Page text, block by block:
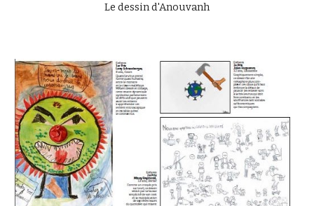
Le dessin d'Anouvanh